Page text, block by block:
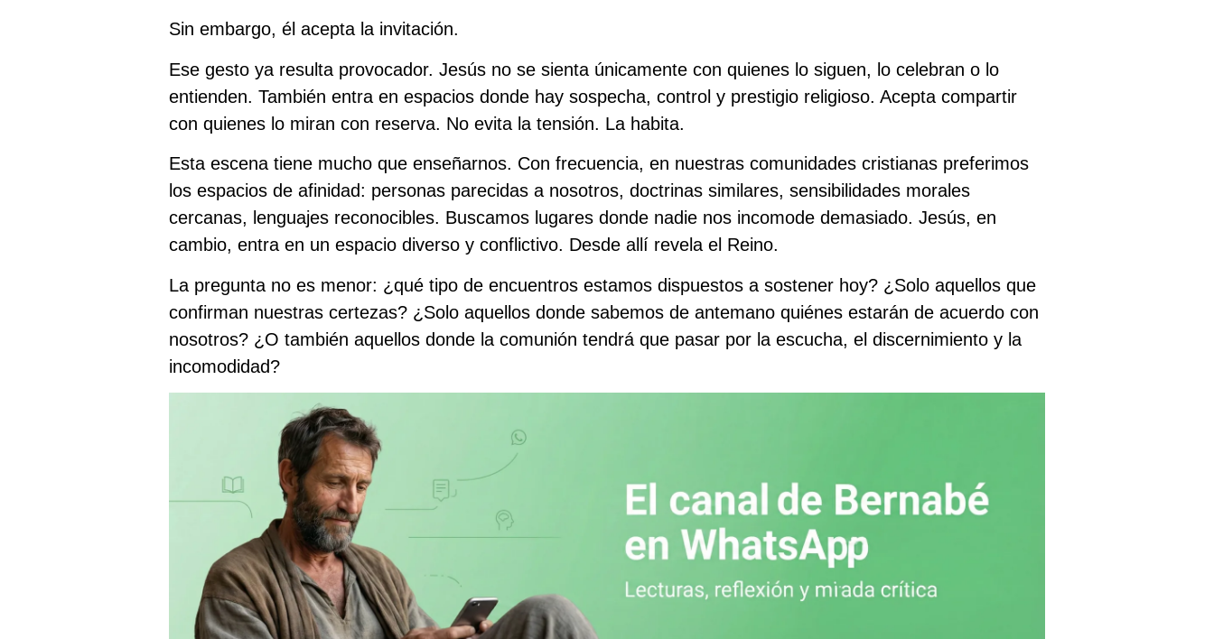
Sin embargo, él acepta la invitación.
Ese gesto ya resulta provocador. Jesús no se sienta únicamente con quienes lo siguen, lo celebran o lo
entienden. También entra en espacios donde hay sospecha, control y prestigio religioso. Acepta compartir
con quienes lo miran con reserva. No evita la tensión. La habita.
Esta escena tiene mucho que enseñarnos. Con frecuencia, en nuestras comunidades cristianas preferimos
los espacios de afinidad: personas parecidas a nosotros, doctrinas similares, sensibilidades morales
cercanas, lenguajes reconocibles. Buscamos lugares donde nadie nos incomode demasiado. Jesús, en
cambio, entra en un espacio diverso y conflictivo. Desde allí revela el Reino.
La pregunta no es menor: ¿qué tipo de encuentros estamos dispuestos a sostener hoy? ¿Solo aquellos que
confirman nuestras certezas? ¿Solo aquellos donde sabemos de antemano quiénes estarán de acuerdo con
nosotros? ¿O también aquellos donde la comunión tendrá que pasar por la escucha, el discernimiento y la
incomodidad?